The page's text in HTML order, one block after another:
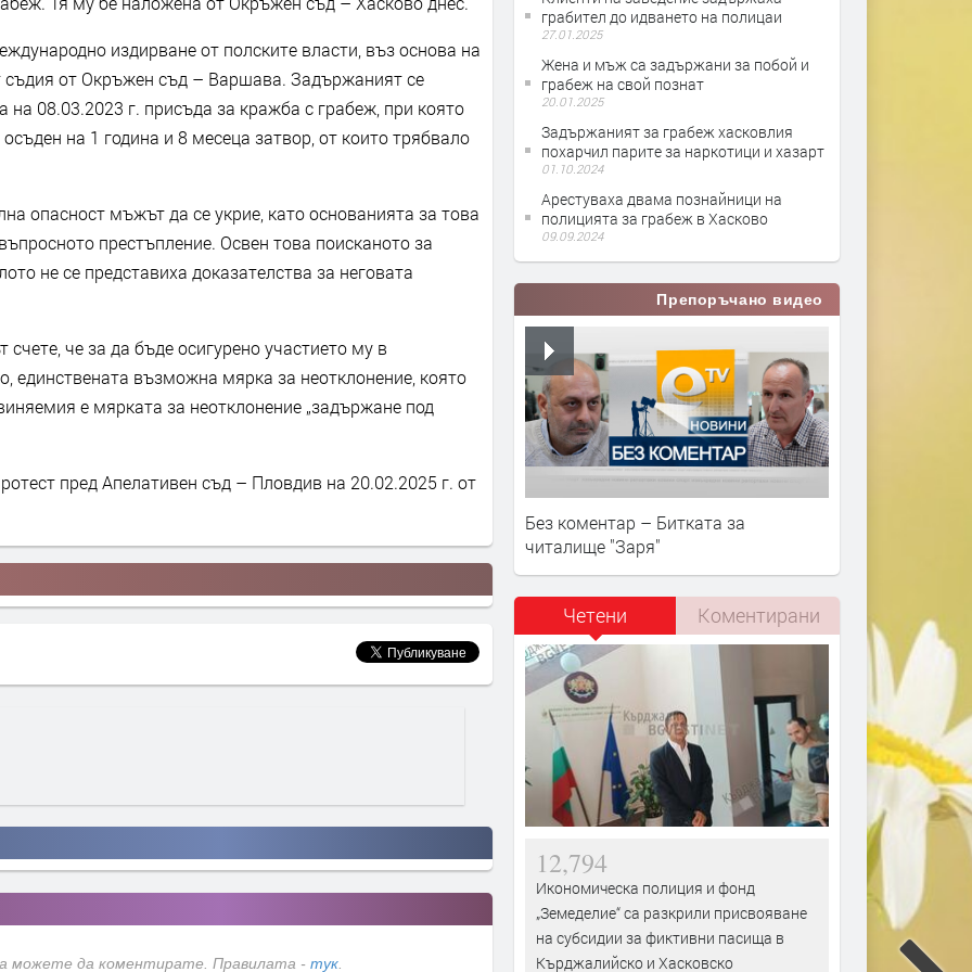
издирване от полските власти, въз основа на
съдия от Окръжен съд – Варшава. Задържаният се
на 08.03.2023 г. присъда за кражба с грабеж, при която
на 1 година и 8 месеца затвор, от които трябвало
опасност мъжът да се укрие, като основанията за това
престъпление. Освен това поисканото за
не се представиха доказателства за неговата
че за да бъде осигурено участието му в
единствената възможна мярка за неотклонение, която
е мярката за неотклонение „задържане под
пред Апелативен съд – Пловдив на 20.02.2025 г. от
можете да коментирате. Правилата - тук
грабител до идването на полицаи
27.01.2025
Жена и мъж са задържани за побой и
грабеж на свой познат
20.01.2025
Задържаният за грабеж хасковлия
похарчил парите за наркотици и хазарт
01.10.2024
Арестуваха двама познайници на
полицията за грабеж в Хасково
09.09.2024
Препоръчано видео
Без коментар – Битката за
читалище "Заря"
Четени Коментирани
12,794
Икономическа полиция и фонд
„Земеделие“ са разкрили присвояване
на субсидии за фиктивни пасища в
Кърджалийско и Хасковско